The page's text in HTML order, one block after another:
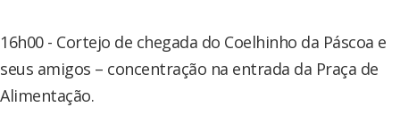
16h00 - Cortejo de chegada do Coelhinho da Páscoa e
seus amigos – concentração na entrada da Praça de
Alimentação.